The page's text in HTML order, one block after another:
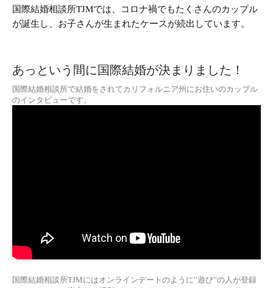
国際結婚相談所TJMでは、コロナ禍でもたくさんのカップル
が誕生し、お子さんが生まれたケースが続出しています。
あっという間に国際結婚が決まりました！
国際結婚相談所で結婚をされてカリフォルニア州にお住いのカップル
のインタビューです。
国際結婚相談所TJMにはオンラインデートのように”遊び”の人が登録